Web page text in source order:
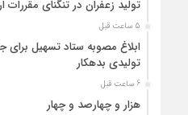
تولید زعفران در تنگنای
5 ساعت قبل
ابلاغ مصوبه ستاد تسهیل
تولیدی بدهکار
6 ساعت قبل
هزار و چهارصد و چهار